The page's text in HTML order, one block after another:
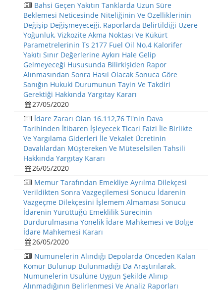
Bahsi Geçen Yakıtın Tanklarda Uzun Süre
Beklemesi Neticesinde Niteliğinin Ve Özelliklerinin
Değişip Değişmeyeceği, Raporlarda Belirtildiği Üzere
Yoğunluk, Vizkozite Akma Noktası Ve Kükürt
Parametrelerinin Ts 2177 Fuel Oil No.4 Kalorifer
Yakıtı Sınır Değerlerine Aykırı Hale Gelip
Gelmeyeceği Hususunda Bilirkişiden Rapor
Alınmasından Sonra Hasıl Olacak Sonuca Göre
Sanığın Hukuki Durumunun Tayin Ve Takdiri
Gerektiği Hakkında Yargıtay Kararı
27/05/2020
İdare Zararı Olan 16.112,76 Tl'nin Dava
Tarihinden İtibaren İşleyecek Ticari Faizi İle Birlikte
Ve Yargılama Giderleri İle Vekalet Ücretinin
Davalılardan Müştereken Ve Müteselsilen Tahsili
Hakkında Yargıtay Kararı
26/05/2020
Memur Tarafından Emekliye Ayrılma Dilekçesi
Verildikten Sonra Vazgeçilemesi Sonucu İdarenin
Vazgeçme Dilekçesini İşlemem Almaması Sonucu
İdarenin Yürüttüğü Emeklilik Sürecinin
Durdurulmasına Yönelik İdare Mahkemesi ve Bölge
İdare Mahkemesi Kararı
26/05/2020
Numunelerin Alındığı Depolarda Önceden Kalan
Kömür Bulunup Bulunmadığı Da Araştırılarak,
Numunelerin Usulüne Uygun Şekilde Alınıp
Alınmadığının Belirlenmesi Ve Analiz Raporları